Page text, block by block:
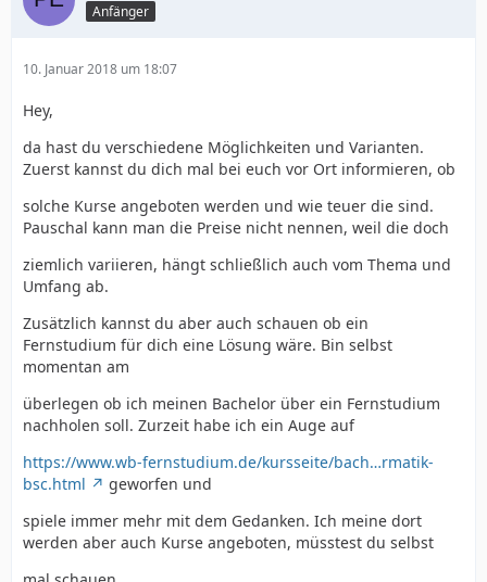
Anfänger
10. Januar 2018 um 18:07
Hey,
da hast du verschiedene Möglichkeiten und Varianten.
Zuerst kannst du dich mal bei euch vor Ort informieren, ob
solche Kurse angeboten werden und wie teuer die sind.
Pauschal kann man die Preise nicht nennen, weil die doch
ziemlich variieren, hängt schließlich auch vom Thema und
Umfang ab.
Zusätzlich kannst du aber auch schauen ob ein
Fernstudium für dich eine Lösung wäre. Bin selbst
momentan am
überlegen ob ich meinen Bachelor über ein Fernstudium
nachholen soll. Zurzeit habe ich ein Auge auf
https://www.wb-fernstudium.de/kursseite/bach…rmatik-
bsc.html
geworfen und
spiele immer mehr mit dem Gedanken. Ich meine dort
werden aber auch Kurse angeboten, müsstest du selbst